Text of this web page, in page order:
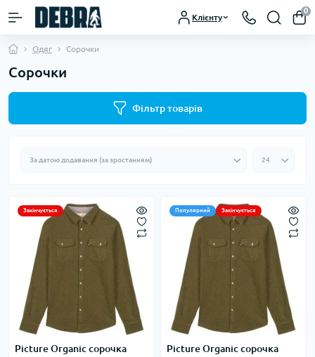
Клієнту
0
Одяг Сорочки
Сорочки
Фільтр товарів
Закінчується
Picture Organic сорочка
Популярний Закінчується
Picture Organic сорочка